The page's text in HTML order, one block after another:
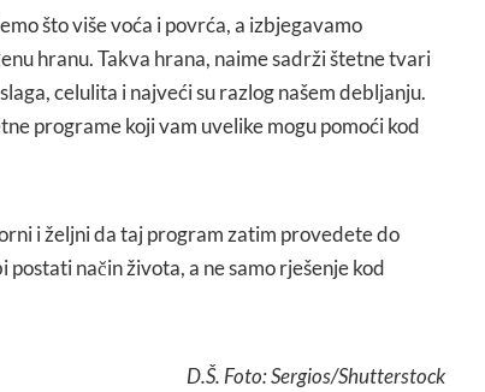
što više voća i povrća, a izbjegavamo
hranu. Takva hrana, naime sadrži štetne tvari
celulita i najveći su razlog našem debljanju.
programe koji vam uvelike mogu pomoći kod
i željni da taj program zatim provedete do
način života, a ne samo rješenje kod
D.Š. Foto: Sergios/Shutterstock